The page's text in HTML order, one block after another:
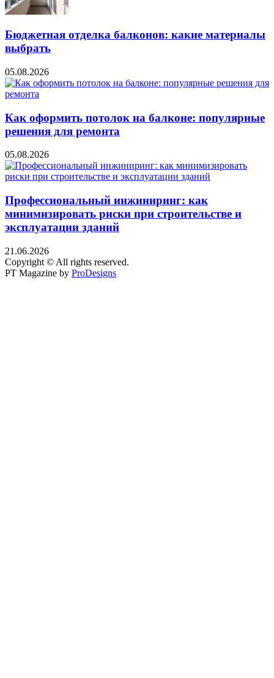
Бюджетная отделка балконов: какие материалы
выбрать
05.08.2026
Как оформить потолок на балконе: популярные
решения для ремонта
05.08.2026
Профессиональный инжиниринг: как
минимизировать риски при строительстве и
эксплуатации зданий
21.06.2026
Copyright © All rights reserved.
PT Magazine by ProDesigns